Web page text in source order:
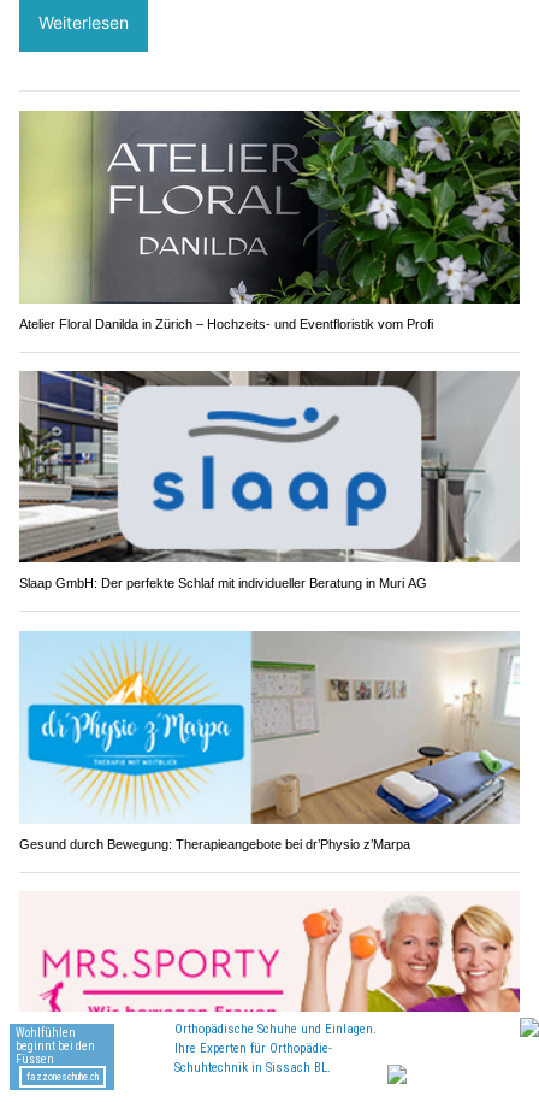
Weiterlesen
Atelier Floral Danilda in Zürich – Hochzeits- und Eventfloristik vom Profi
Slaap GmbH: Der perfekte Schlaf mit individueller Beratung in Muri AG
Gesund durch Bewegung: Therapieangebote bei dr’Physio z’Marpa